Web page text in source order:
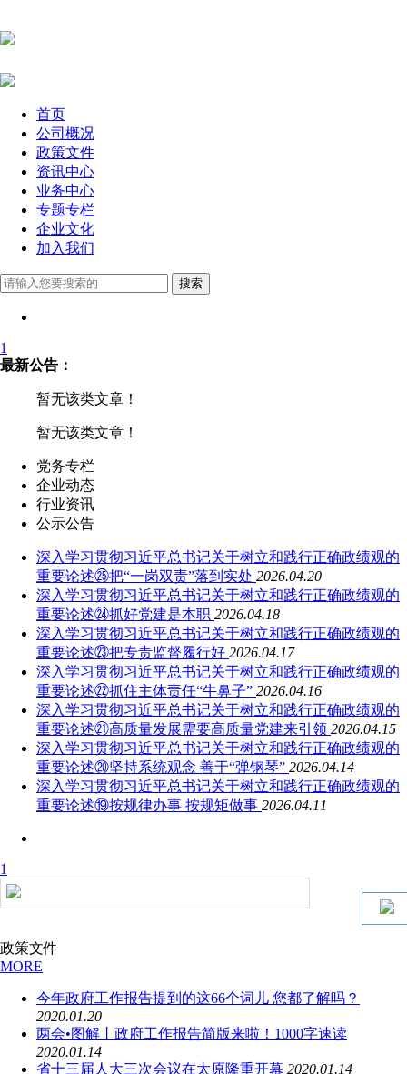
首页
公司概况
政策文件
资讯中心
业务中心
专题专栏
企业文化
加入我们
1
最新公告：
暂无该类文章！
暂无该类文章！
党务专栏
企业动态
行业资讯
公示公告
深入学习贯彻习近平总书记关于树立和践行正确政绩观的
重要论述㉕把“一岗双责”落到实处 2026.04.20
深入学习贯彻习近平总书记关于树立和践行正确政绩观的
重要论述㉔抓好党建是本职 2026.04.18
深入学习贯彻习近平总书记关于树立和践行正确政绩观的
重要论述㉓把专责监督履行好 2026.04.17
深入学习贯彻习近平总书记关于树立和践行正确政绩观的
重要论述㉒抓住主体责任“牛鼻子” 2026.04.16
深入学习贯彻习近平总书记关于树立和践行正确政绩观的
重要论述㉑高质量发展需要高质量党建来引领 2026.04.15
深入学习贯彻习近平总书记关于树立和践行正确政绩观的
重要论述⑳坚持系统观念 善于“弹钢琴” 2026.04.14
深入学习贯彻习近平总书记关于树立和践行正确政绩观的
重要论述⑲按规律办事 按规矩做事 2026.04.11
1
政策文件
MORE
今年政府工作报告提到的这66个词儿 您都了解吗？
2020.01.20
两会•图解丨政府工作报告简版来啦！1000字速读
2020.01.14
省十三届人大三次会议在太原隆重开幕 2020.01.14